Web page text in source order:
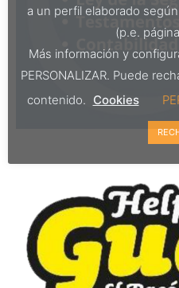
a un perfil elaborado
(p.e.
Más información y
PERSONALIZAR. Puede
contenido. Cookies